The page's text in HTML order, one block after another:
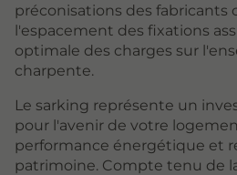
préconisations des fabricants
l'espacement des fixations
optimale des charges sur
charpente.
Le sarking représente un
pour l'avenir de votre
performance énergétique et
patrimoine. Compte tenu de